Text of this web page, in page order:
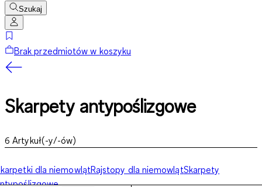
Szukaj
Brak przedmiotów w koszyku
Skarpety antypoślizgowe
6 Artykuł(-y/-ów)
dla niemowlątRajstopy dla niemowlątSkarpety